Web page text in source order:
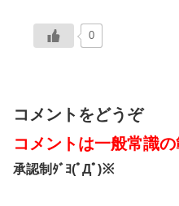
0
コメントをどうぞ
コメントは一般常識
承認制ﾀﾞﾖ(ﾟДﾟ)※